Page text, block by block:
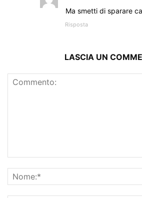
Ma smetti di sparare
Risposta
LASCIA UN